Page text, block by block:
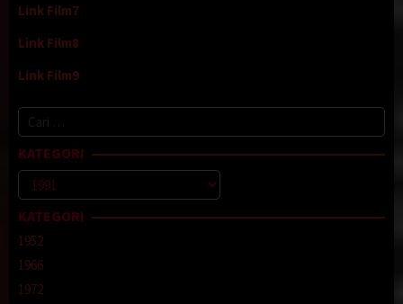
Link Film7
Link Film8
Link Film9
Cari
untuk:
KATEGORI
Kategori
KATEGORI
1952
1966
1972